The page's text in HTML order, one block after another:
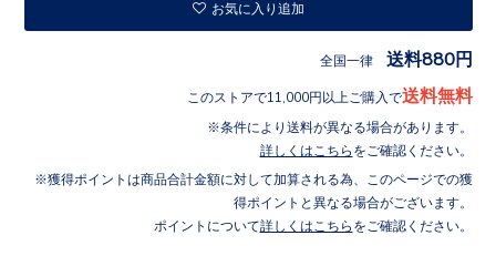
お気に入り追加
全国一律 送料880円
このストアで11,000円以上ご購入で送料無料
条件により送料が異なる場合があります。
詳しくはこちら をご確認ください。
獲得ポイントは商品合計金額に対して加算される為、このページでの獲
得ポイントと異なる場合がございます。
ポイントについて詳しくはこちら をご確認ください。